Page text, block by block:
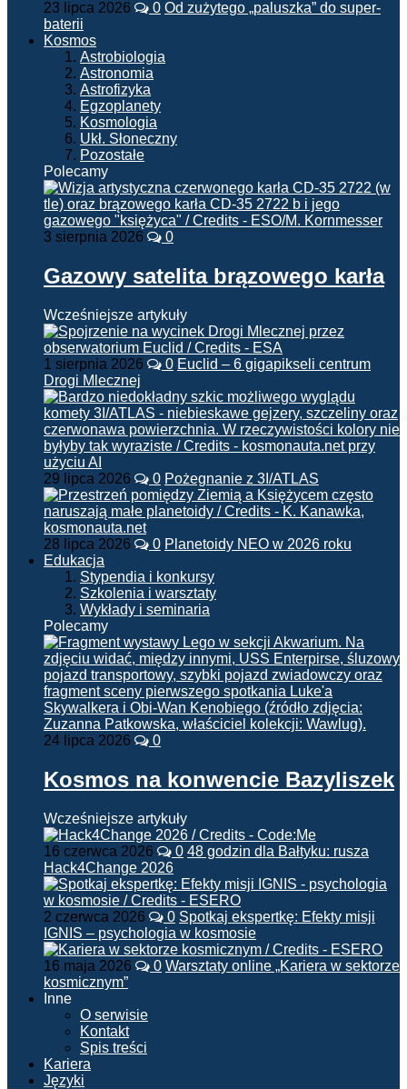
23 lipca 2026 0 Od zużytego „paluszka” do super-
baterii
Kosmos
Astrobiologia
Astronomia
Astrofizyka
Egzoplanety
Kosmologia
Ukł. Słoneczny
Pozostałe
Polecamy
3 sierpnia 2026 0
Gazowy satelita brązowego karła
Wcześniejsze artykuły
1 sierpnia 2026 0 Euclid – 6 gigapikseli centrum
Drogi Mlecznej
29 lipca 2026 0 Pożegnanie z 3I/ATLAS
28 lipca 2026 0 Planetoidy NEO w 2026 roku
Edukacja
Stypendia i konkursy
Szkolenia i warsztaty
Wykłady i seminaria
Polecamy
24 lipca 2026 0
Kosmos na konwencie Bazyliszek
Wcześniejsze artykuły
16 czerwca 2026 0 48 godzin dla Bałtyku: rusza
Hack4Change 2026
2 czerwca 2026 0 Spotkaj ekspertkę: Efekty misji
IGNIS – psychologia w kosmosie
16 maja 2026 0 Warsztaty online „Kariera w sektorze
kosmicznym”
Inne
O serwisie
Kontakt
Spis treści
Kariera
Języki